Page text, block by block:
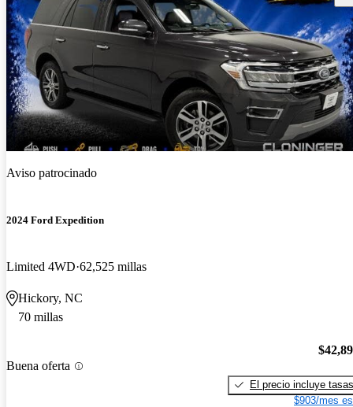
Aviso patrocinado
2024 Ford Expedition
Limited 4WD 62,525 millas
Hickory, NC
70 millas
Buena oferta
El precio incluye tasas
$903/mes